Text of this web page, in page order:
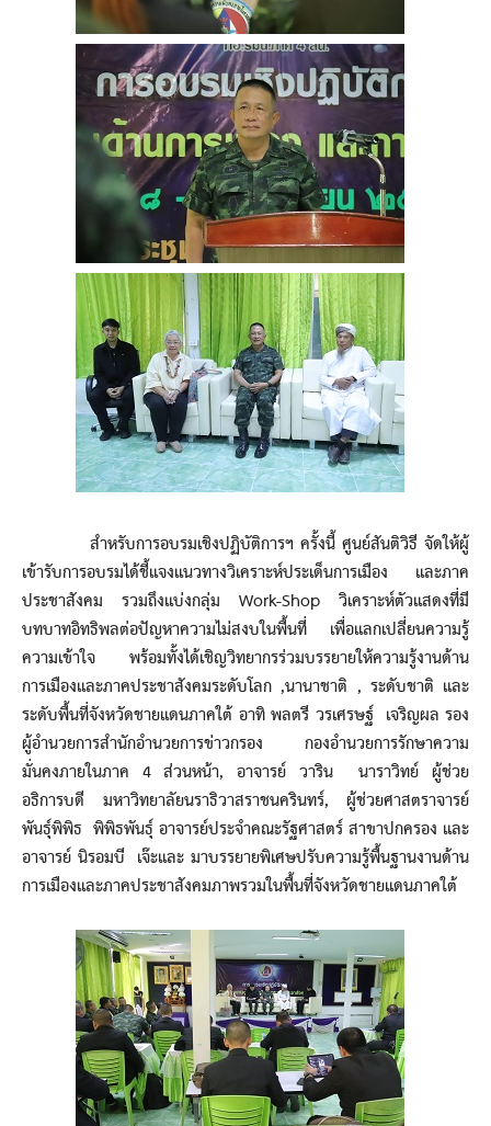
สำหรับการอบรมเชิงปฏิบัติการฯ ครั้งนี้ ศูนย์สันติวิธี จัดให้ผู้
เข้ารับการอบรมได้ชี้แจงแนวทางวิเคราะห์ประเด็นการเมือง และภาค
ประชาสังคม รวมถึงแบ่งกลุ่ม Work-Shop วิเคราะห์ตัวแสดงที่มี
บทบาทอิทธิพลต่อปัญหาความไม่สงบในพื้นที่ เพื่อแลกเปลี่ยนความรู้
ความเข้าใจ พร้อมทั้งได้เชิญวิทยากรร่วมบรรยายให้ความรู้งานด้าน
การเมืองและภาคประชาสังคมระดับโลก ,นานาชาติ , ระดับชาติ และ
ระดับพื้นที่จังหวัดชายแดนภาคใต้ อาทิ พลตรี วรเศรษฐ์ เจริญผล รอง
ผู้อำนวยการสำนักอำนวยการข่าวกรอง กองอำนวยการรักษาความ
มั่นคงภายในภาค 4 ส่วนหน้า, อาจารย์ วาริน นาราวิทย์ ผู้ช่วย
อธิการบดี มหาวิทยาลัยนราธิวาสราชนครินทร์, ผู้ช่วยศาสตราจารย์
พันธุ์พิพิธ พิพิธพันธุ์ อาจารย์ประจำคณะรัฐศาสตร์ สาขาปกครอง และ
อาจารย์ นิรอมบี เจ๊ะและ มาบรรยายพิเศษปรับความรู้พื้นฐานงานด้าน
การเมืองและภาคประชาสังคมภาพรวมในพื้นที่จังหวัดชายแดนภาคใต้